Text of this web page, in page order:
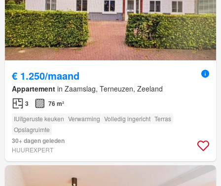
€ 1.250/maand
Appartement in Zaamslag, Terneuzen, Zeeland
3 76 m²
IUitgeruste keuken Verwarming Volledig ingericht Terras
Opslagruimte
30+ dagen geleden
HUUREXPERT